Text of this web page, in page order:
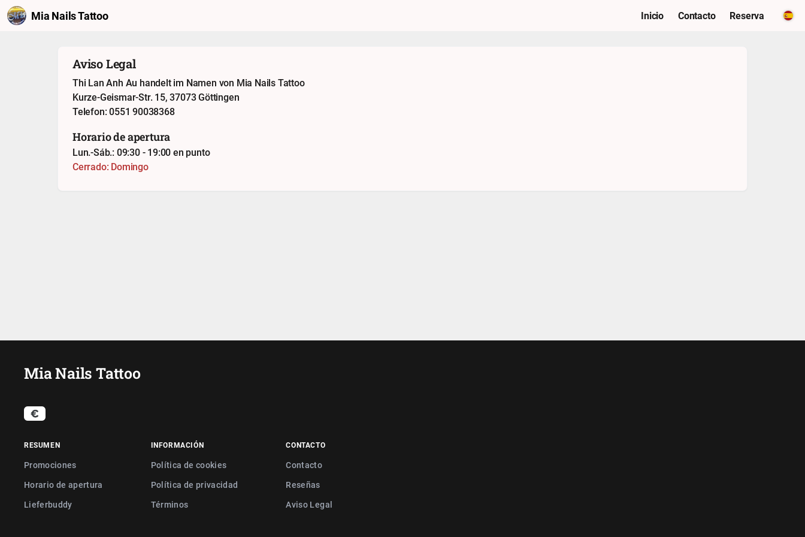
Mia Nails Tattoo Inicio Contacto Reserva
Aviso Legal
Thi Lan Anh Au handelt im Namen von Mia Nails Tattoo
Kurze-Geismar-Str. 15, 37073 Göttingen
Telefon: 0551 90038368
Horario de apertura
Lun.-Sáb.: 09:30 - 19:00 en punto
Cerrado: Domingo
Mia Nails Tattoo
RESUMEN
Promociones
Horario de apertura
Lieferbuddy
INFORMACIÓN
Política de cookies
Política de privacidad
Términos
CONTACTO
Contacto
Reseñas
Aviso Legal